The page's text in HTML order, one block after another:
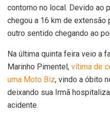
contorno no local. Devido ao
chegou a 16 km de extensão
outro sentido chegando ao
Na última quinta feira veio a
Marinho Pimentel, vítima de
uma Moto Biz, vindo a óbito
deixando sua Irmã
acidente.